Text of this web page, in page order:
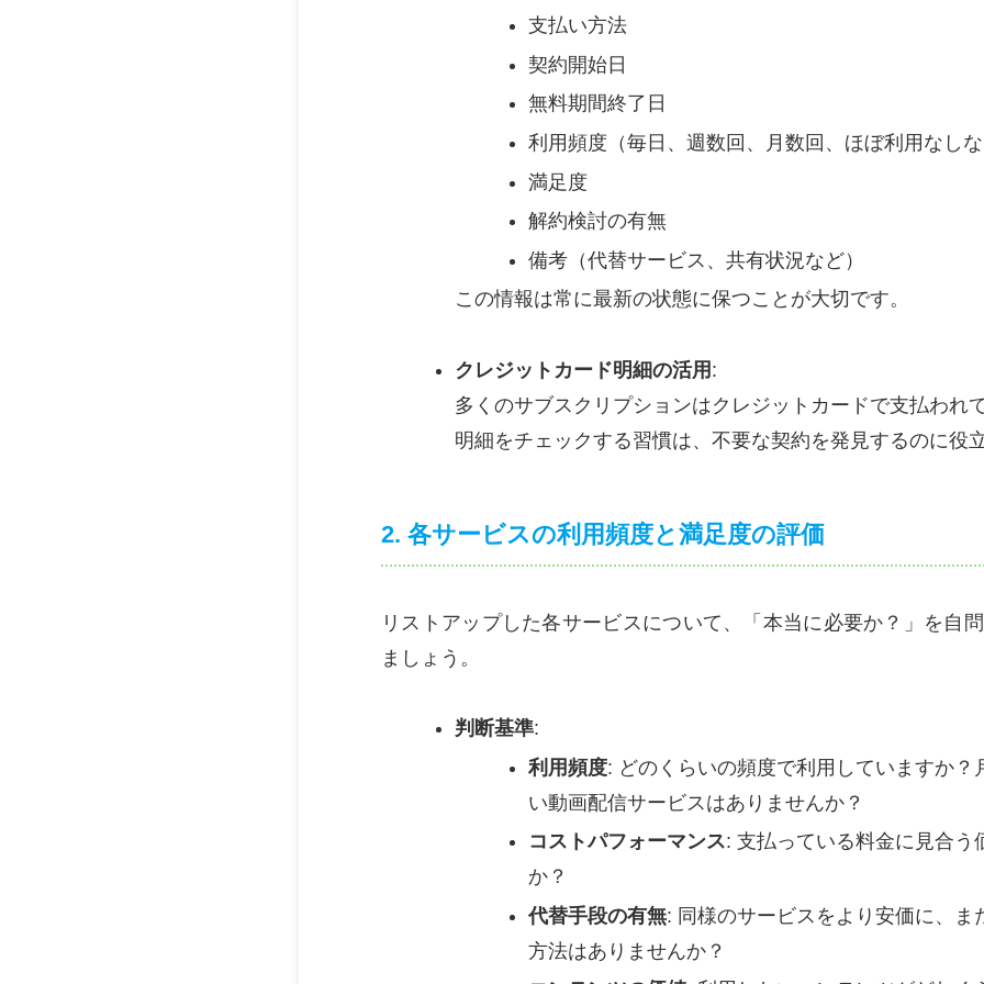
支払い方法
契約開始日
無料期間終了日
利用頻度（毎日、週数回、月数回、ほぼ利用なし
満足度
解約検討の有無
備考（代替サービス、共有状況など）
この情報は常に最新の状態に保つことが大切です。
クレジットカード明細の活用 :
多くのサブスクリプションはクレジットカードで支払われ
明細をチェックする習慣は、不要な契約を発見するのに役
2. 各サービスの利用頻度と満足度の評価
リストアップした各サービスについて、「本当に必要か？」を自
ましょう。
判断基準:
利用頻度: どのくらいの頻度で利用していますか？
い動画配信サービスはありませんか？
コストパフォーマンス: 支払っている料金に見合う
か？
代替手段の有無: 同様のサービスをより安価に、ま
方法はありませんか？